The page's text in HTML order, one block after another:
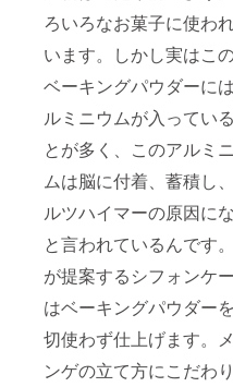
ろいろなお菓子に使わ
います。しかし実はこ
ベーキングパウダーに
ルミニウムが入ってい
とが多く、このアルミ
ムは脳に付着、蓄積し
ルツハイマーの原因に
と言われているんです
が提案するシフォンケ
はベーキングパウダー
切使わず仕上げます。
ンゲの立て方にこだわ